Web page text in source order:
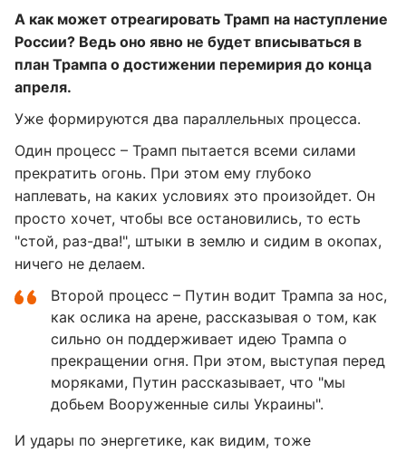
А как может отреагировать Трамп на наступление
России? Ведь оно явно не будет вписываться в
план Трампа о достижении перемирия до конца
апреля.
Уже формируются два параллельных процесса.
Один процесс – Трамп пытается всеми силами
прекратить огонь. При этом ему глубоко
наплевать, на каких условиях это произойдет. Он
просто хочет, чтобы все остановились, то есть
"стой, раз-два!", штыки в землю и сидим в окопах,
ничего не делаем.
Второй процесс – Путин водит Трампа за нос,
как ослика на арене, рассказывая о том, как
сильно он поддерживает идею Трампа о
прекращении огня. При этом, выступая перед
моряками, Путин рассказывает, что "мы
добьем Вооруженные силы Украины".
И удары по энергетике, как видим, тоже